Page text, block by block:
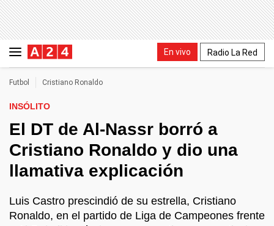
En vivo Radio La Red
Futbol Cristiano Ronaldo
INSÓLITO
El DT de Al-Nassr borró a
Cristiano Ronaldo y dio una
llamativa explicación
Luis Castro prescindió de su estrella, Cristiano
Ronaldo, en el partido de Liga de Campeones frente